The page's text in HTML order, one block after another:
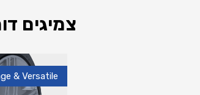
צמיגים
& Versatile